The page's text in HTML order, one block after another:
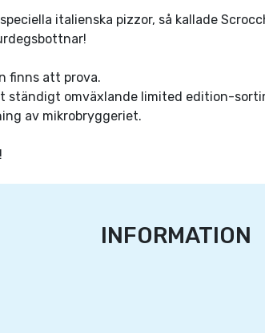
italienska pizzor, så kallade
finns att prova.
omväxlande limited edition-
av mikrobryggeriet.
INFORMATION